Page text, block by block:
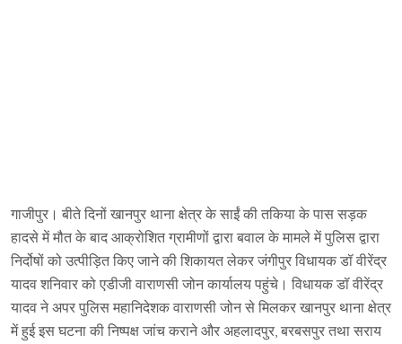
गाजीपुर। बीते दिनों खानपुर थाना क्षेत्र के साईं की तकिया के पास सड़क
हादसे में मौत के बाद आक्रोशित ग्रामीणों द्वारा बवाल के मामले में पुलिस द्वारा
निर्दोषों को उत्पीड़ित किए जाने की शिकायत लेकर जंगीपुर विधायक डॉ वीरेंद्र
यादव शनिवार को एडीजी वाराणसी जोन कार्यालय पहुंचे। विधायक डॉ वीरेंद्र
यादव ने अपर पुलिस महानिदेशक वाराणसी जोन से मिलकर खानपुर थाना क्षेत्र
में हुई इस घटना की निष्पक्ष जांच कराने और अहलादपुर, बरबसपुर तथा सराय